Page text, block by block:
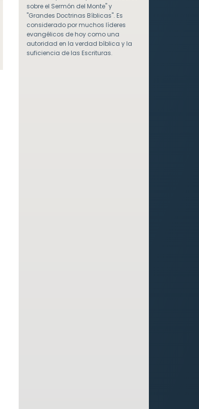
sobre el Sermón del Monte" y
"Grandes Doctrinas Bíblicas". Es
considerado por muchos líderes
evangélicos de hoy como una
autoridad en la verdad bíblica y la
suficiencia de las Escrituras.